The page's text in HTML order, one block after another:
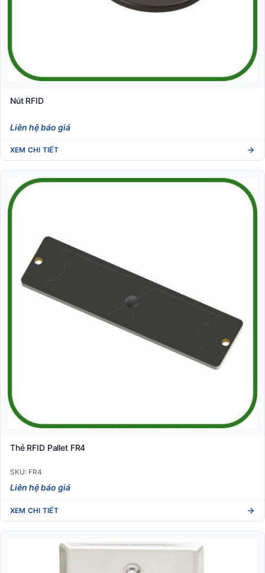
Nút RFID
Liên hệ báo giá
XEM CHI TIẾT
Thẻ RFID Pallet FR4
SKU: FR4
Liên hệ báo giá
XEM CHI TIẾT